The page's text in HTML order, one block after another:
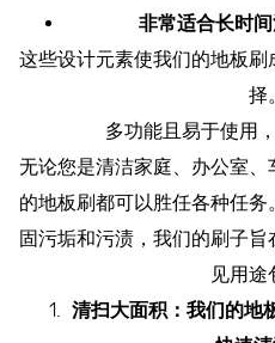
非常适合长时
这些设计元素使我们的地板
择。
多功能且易于使用
无论您是清洁家庭、办公室
的地板刷都可以胜任各种任
固污垢和污渍，我们的刷子
见用途
清扫大面积：我们的地